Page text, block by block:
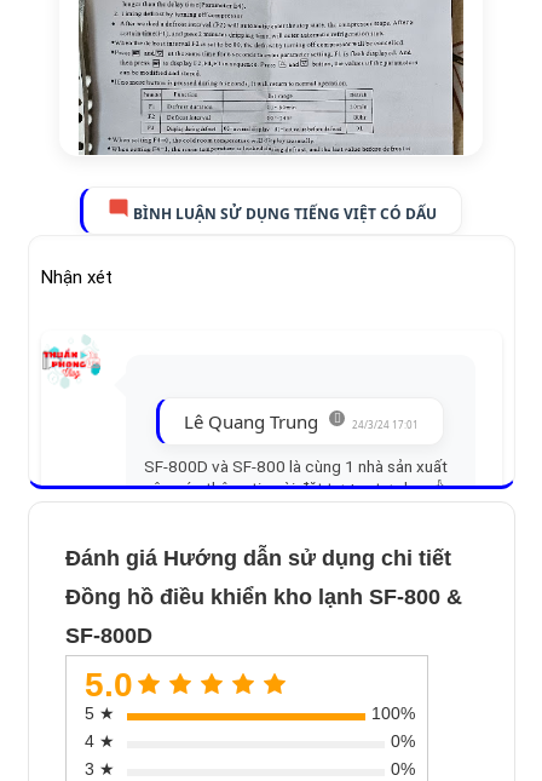
BÌNH LUẬN SỬ DỤNG TIẾNG VIỆT CÓ DẤU
Nhận xét
Lê Quang Trung 24/3/24 17:01
SF-800D và SF-800 là cùng 1 nhà sản xuất
nên các thông tin cài đặt tương tự nhau 👍
Đánh giá Hướng dẫn sử dụng chi tiết
Đồng hồ điều khiển kho lạnh SF-800 &
SF-800D
5.0
5 ★
100%
4 ★
0%
3 ★
0%